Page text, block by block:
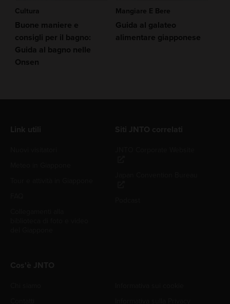
Cultura
Buone maniere e
consigli per il bagno:
Guida al bagno nelle
Onsen
Mangiare E Bere
Guida al galateo
alimentare giapponese